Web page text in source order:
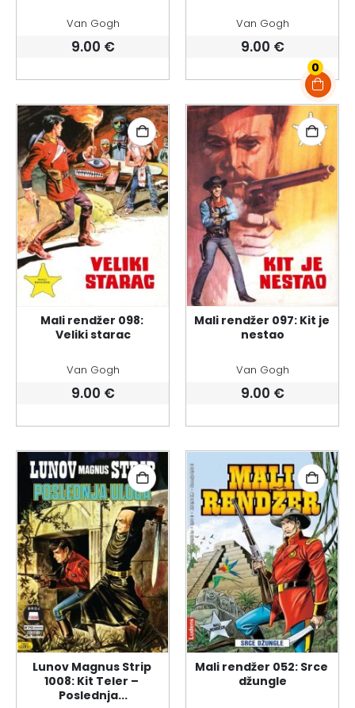
0
Van Gogh
9.00 €
Van Gogh
9.00 €
Mali rendžer 098:
Veliki starac
Van Gogh
9.00 €
Mali rendžer 097: Kit je
nestao
Van Gogh
9.00 €
Lunov Magnus Strip
1008: Kit Teler –
Poslednja...
Mali rendžer 052: Srce
džungle